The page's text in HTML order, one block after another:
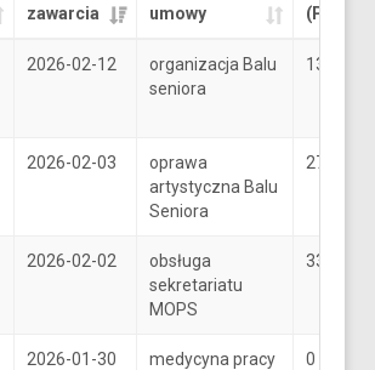
zawarcia
umowy
(PLN)
2026-02-12
organizacja Balu
seniora
13289.6
2026-02-03
oprawa
artystyczna Balu
Seniora
2706
2026-02-02
obsługa
sekretariatu
MOPS
33
2026-01-30 medycyna pracy 0